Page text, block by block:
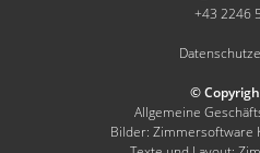
+43 2246
©
Allgemeine
Bilder: Zimmersoftware